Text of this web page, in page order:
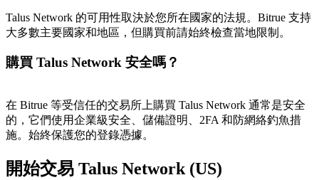
Talus Network 的可用性取決於您所在國家的法規。Bitrue 支持
大多數主要國家和地區，但購買前請始終檢查當地限制。
購買 Talus Network 安全嗎？
在 Bitrue 等受信任的交易所上購買 Talus Network 通常是安全
的，它們使用企業級安全、儲備證明、2FA 和防網絡釣魚措
施。始終保護您的登錄憑據。
開始交易 Talus Network (US)